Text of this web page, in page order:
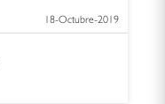
18-Octubre-2019